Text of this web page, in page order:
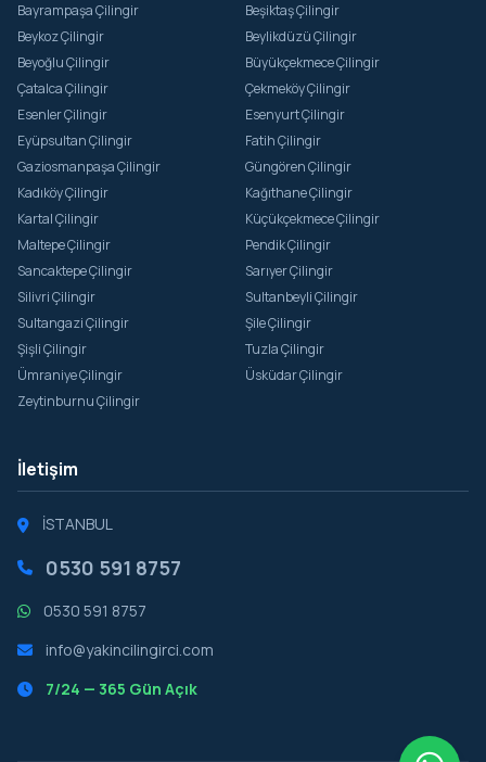
Bayrampaşa Çilingir
Beşiktaş Çilingir
Beykoz Çilingir
Beylikdüzü Çilingir
Beyoğlu Çilingir
Büyükçekmece Çilingir
Çatalca Çilingir
Çekmeköy Çilingir
Esenler Çilingir
Esenyurt Çilingir
Eyüpsultan Çilingir
Fatih Çilingir
Gaziosmanpaşa Çilingir
Güngören Çilingir
Kadıköy Çilingir
Kağıthane Çilingir
Kartal Çilingir
Küçükçekmece Çilingir
Maltepe Çilingir
Pendik Çilingir
Sancaktepe Çilingir
Sarıyer Çilingir
Silivri Çilingir
Sultanbeyli Çilingir
Sultangazi Çilingir
Şile Çilingir
Şişli Çilingir
Tuzla Çilingir
Ümraniye Çilingir
Üsküdar Çilingir
Zeytinburnu Çilingir
İletişim
İSTANBUL
0530 591 8757
0530 591 8757
info@yakincilingirci.com
7/24 — 365 Gün Açık